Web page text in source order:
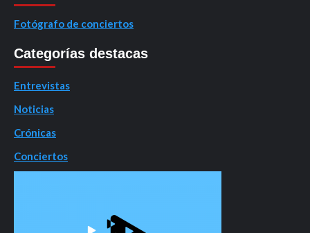
Fotógrafo de conciertos
Categorías destacas
Entrevistas
Noticias
Crónicas
Conciertos